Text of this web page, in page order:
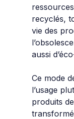
recyclés,
vie des
aussi
Ce mode
l’usage
produits